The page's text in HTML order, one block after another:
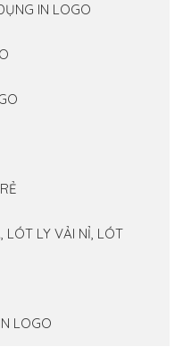
IN LOGO
LÓT LY VẢI NỈ, LÓT
LOGO